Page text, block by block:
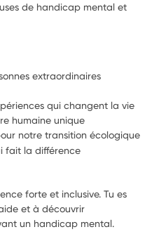
de handicap mental et
extraordinaires
qui changent la vie
humaine unique
notre transition écologique
fait la différence
forte et inclusive. Tu es
et à découvrir
un handicap mental.